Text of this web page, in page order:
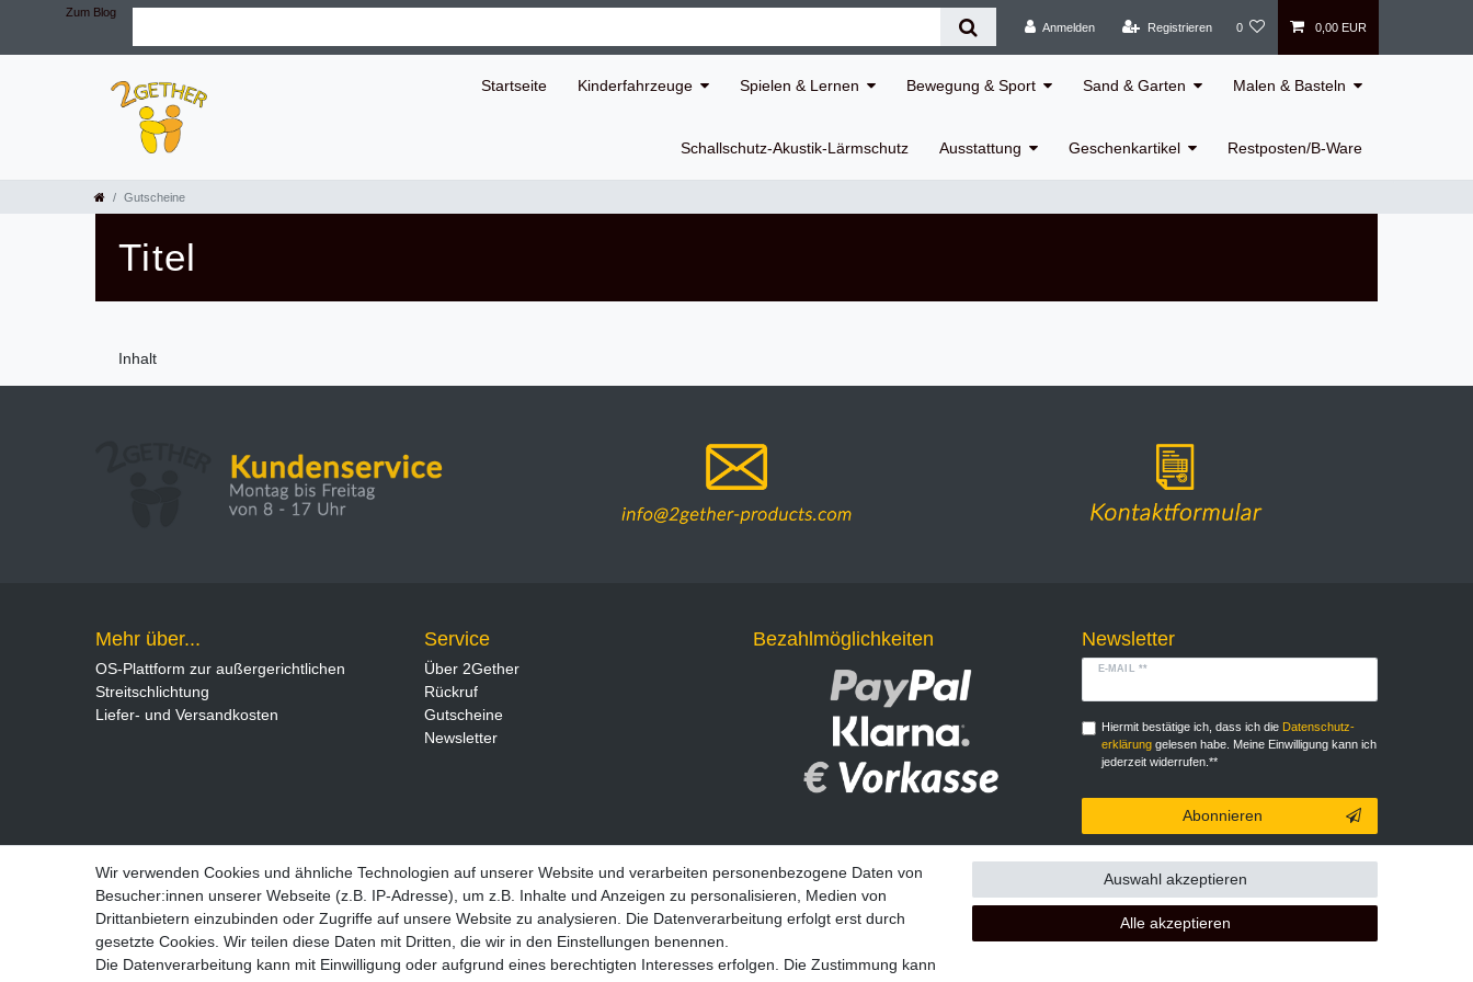
Zum Blog
Anmelden
Registrieren 0 0,00 EUR
Startseite Kinderfahrzeuge Spielen & Lernen Bewegung & Sport Sand & Garten Malen & Basteln
Schallschutz-Akustik-Lärmschutz Ausstattung Geschenkartikel Restposten/B-Ware
Gutscheine
Titel
Inhalt
Mehr über...
OS-Plattform zur außergerichtlichen
Streitschlichtung
Liefer- und Versandkosten
Service
Über 2Gether
Rückruf
Gutscheine
Newsletter
Bezahlmöglichkeiten Newsletter
E-MAIL **
Hiermit bestätige ich, dass ich die Daten­schutz­
erklärunggelesen habe. Meine Einwilligung kann ich
jederzeit widerrufen.**
Abonnieren
** Hierbei handelt es sich um ein Pflichtfeld.
Widerrufs­recht Widerrufs­formular Impressum Daten­schutz­erklärung
Wir verwenden Cookies und ähnliche Technologien auf unserer Website und verarbeiten personenbezogene Daten von
Besucher:innen unserer Webseite (z.B. IP-Adresse), um z.B. Inhalte und Anzeigen zu personalisieren, Medien von
Drittanbietern einzubinden oder Zugriffe auf unsere Website zu analysieren. Die Datenverarbeitung erfolgt erst durch
gesetzte Cookies. Wir teilen diese Daten mit Dritten, die wir in den Einstellungen benennen.
Die Datenverarbeitung kann mit Einwilligung oder aufgrund eines berechtigten Interesses erfolgen. Die Zustimmung kann
Alle akzeptieren
Auswahl akzeptieren